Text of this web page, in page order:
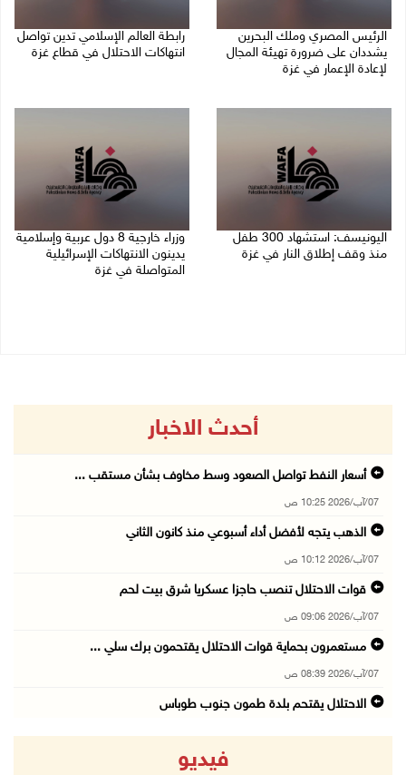
الرئيس المصري وملك البحرين
يشددان على ضرورة تهيئة المجال
لإعادة الإعمار في غزة
رابطة العالم الإسلامي تدين تواصل
انتهاكات الاحتلال في قطاع غزة
اليونيسف: استشهاد 300 طفل
منذ وقف إطلاق النار في غزة
وزراء خارجية 8 دول عربية وإسلامية
يدينون الانتهاكات الإسرائيلية
المتواصلة في غزة
أحدث الاخبار
أسعار النفط تواصل الصعود وسط مخاوف بشأن مستقب ...
07/آب/2026 10:25 ص
الذهب يتجه لأفضل أداء أسبوعي منذ كانون الثاني
07/آب/2026 10:12 ص
قوات الاحتلال تنصب حاجزا عسكريا شرق بيت لحم
07/آب/2026 09:06 ص
مستعمرون بحماية قوات الاحتلال يقتحمون برك سلي ...
07/آب/2026 08:39 ص
الاحتلال يقتحم بلدة طمون جنوب طوباس
محافظة القدس: انسحاب قوات الاحتلال من مخيم قل ...
فيديو